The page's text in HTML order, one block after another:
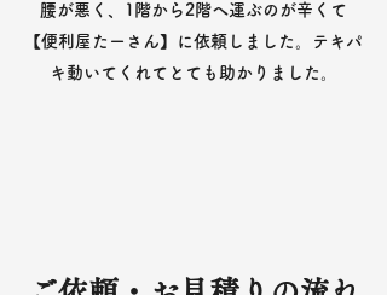
​腰が悪く、1階から2階へ運ぶのが辛くて
【便利屋たーさん】に依頼しました。
テキパ
キ動いてくれてとても助かりました。